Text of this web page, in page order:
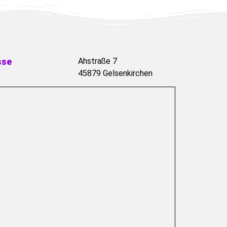
Ahstraße 7
45879 Gelsenkirchen